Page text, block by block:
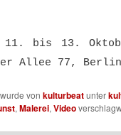
11. bis 13.
Allee 77, Berlin
von kulturbeatunter
, Malerei, Video